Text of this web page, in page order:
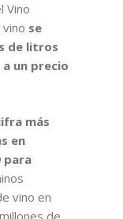
Vino
se
de litros
un precio
más
en
para
vino en
de